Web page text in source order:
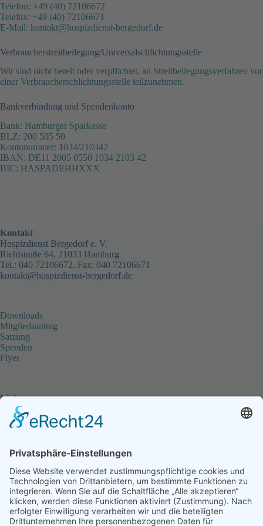
Telefon: +49 (40) 72106672
Telefax: +49 (40) 72106671
E-Mail: kontakt@hospizdienst-bergedorf.de
Verbraucher­streit­beilegung/Universal­schlichtungs­stelle
Wir sind nicht bereit oder verpflichtet, an Streitbeilegungsverfahren vor
einer Verbraucherschlichtungsstelle teilzunehmen.
Bankverbindung und Spendenkonto
Bank: Hamburger Sparkasse
BLZ: 200 505 50
Kontonummer: 1034/210342
IBAN: DE11 2005 0550 1034 2103 42
BIC: HASPADEHHXXX
Kontakt
Hospizdienst Bergedorf e. V.
Riehlstraße 64, 21033 Hamburg
Tel.: 040 72106672, Fax: 040 72106671
kontakt@hospizdienst-bergedorf.de
Downloads
Mitgliedsantrag
Satzung
Spenden
Flyer
Links
www.koordinierungsstelle-hospiz.de
Koordinierungsstelle für Hospiz & Palliativarbeit in
Hamburg
Begleitung schwerkranker und sterbender Menschen
sowie ihrer Angehörigen
STEB - Stiftung für Engagement in Hamburg-Bergedorf